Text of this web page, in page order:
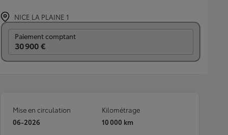
NICE LA PLAINE 1
Paiement comptant
30 900 €
Mise en circulation
06-2026
Kilométrage
10 000 km